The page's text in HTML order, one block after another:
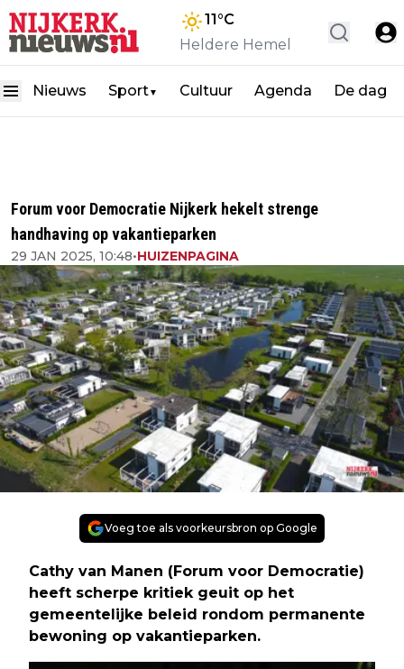
11°C
Heldere Hemel
Nieuws Sport▼ Cultuur Agenda De dag
Forum voor Democratie Nijkerk hekelt strenge
handhaving op vakantieparken
29 JAN 2025, 10:48•HUIZENPAGINA
Voeg toe als voorkeursbron op Google
Cathy van Manen (Forum voor Democratie)
heeft scherpe kritiek geuit op het
gemeentelijke beleid rondom permanente
bewoning op vakantieparken.